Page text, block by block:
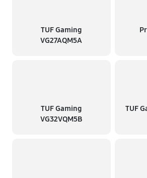
TUF Gaming
VG27AQM5A
TUF Gaming
VG32VQM5B
TUF